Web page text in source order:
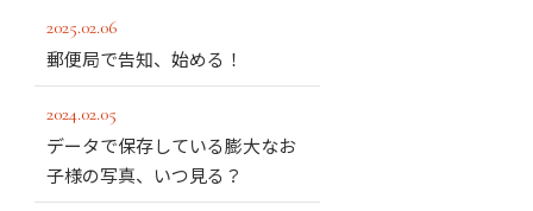
2025.02.06
郵便局で告知、始める！
2024.02.05
データで保存している膨大なお
子様の写真、いつ見る？